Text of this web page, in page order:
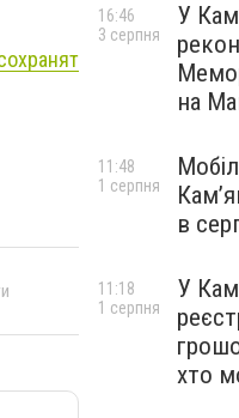
У
на
16:46
3 серпня
в
11:48
1 серпня
У
хто
11:18
1 серпня